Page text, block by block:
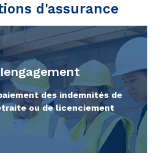
d'assurance
des indemnités de
ou de licenciement